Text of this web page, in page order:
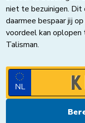
niet te bezuinigen.
daarmee bespaar jij
voordeel kan
Talisman.
NL